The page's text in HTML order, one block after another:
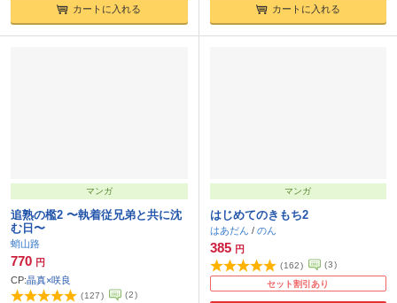
カートに入れる カートに入れる
マンガ
追熟の檻2 〜執着従兄弟と共に沈
む日〜
蛸山路
770 円
CP:晶真×咲良
(127) (2)
マンガ
はじめてのきもち2
はあだん / のん
385 円
(162) (3)
セット割引あり